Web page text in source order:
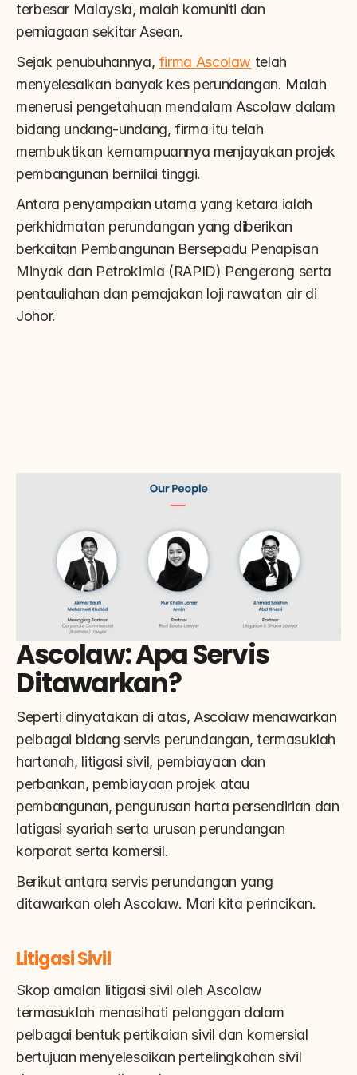
terbesar Malaysia, malah komuniti dan
perniagaan sekitar Asean.
Sejak penubuhannya, firma Ascolaw telah
menyelesaikan banyak kes perundangan. Malah
menerusi pengetahuan mendalam Ascolaw dalam
bidang undang-undang, firma itu telah
membuktikan kemampuannya menjayakan projek
pembangunan bernilai tinggi.
Antara penyampaian utama yang ketara ialah
perkhidmatan perundangan yang diberikan
berkaitan Pembangunan Bersepadu Penapisan
Minyak dan Petrokimia (RAPID) Pengerang serta
pentauliahan dan pemajakan loji rawatan air di
Johor.
Ascolaw: Apa Servis
Ditawarkan?
Seperti dinyatakan di atas, Ascolaw menawarkan
pelbagai bidang servis perundangan, termasuklah
hartanah, litigasi sivil, pembiayaan dan
perbankan, pembiayaan projek atau
pembangunan, pengurusan harta persendirian dan
latigasi syariah serta urusan perundangan
korporat serta komersil.
Berikut antara servis perundangan yang
ditawarkan oleh Ascolaw. Mari kita perincikan.
Litigasi Sivil
Skop amalan litigasi sivil oleh Ascolaw
termasuklah menasihati pelanggan dalam
pelbagai bentuk pertikaian sivil dan komersial
bertujuan menyelesaikan pertelingkahan sivil